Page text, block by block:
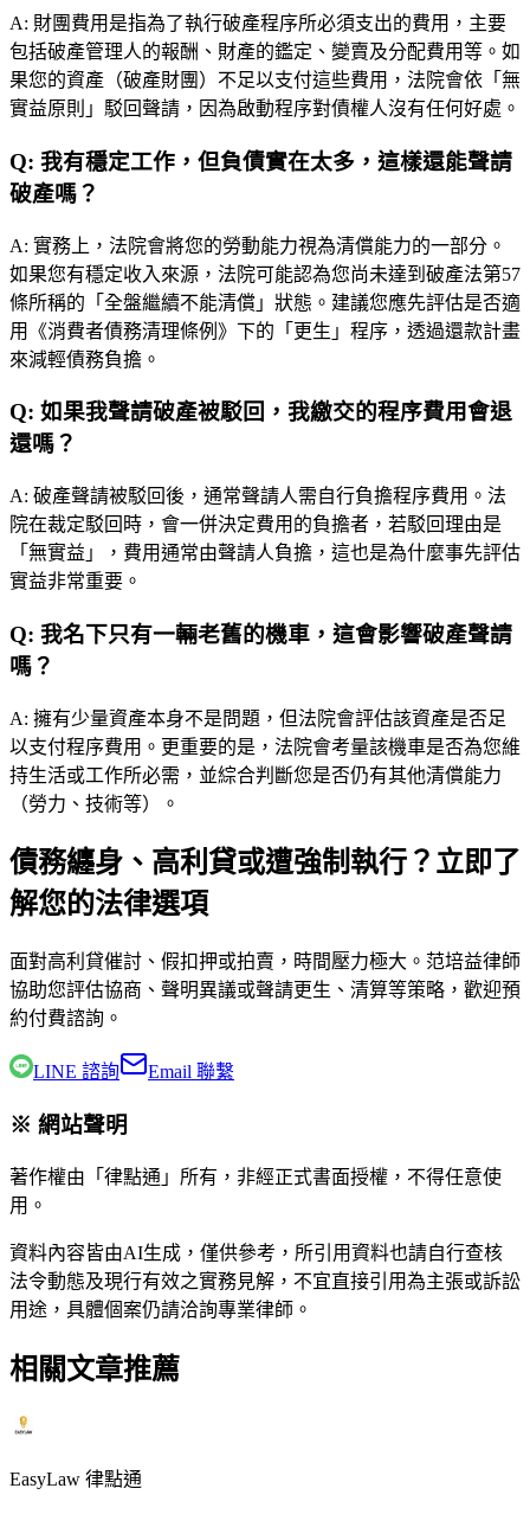
A: 財團費用是指為了執行破產程序所必須支出的費用，主要
包括破產管理人的報酬、財產的鑑定、變賣及分配費用等。如
果您的資產（破產財團）不足以支付這些費用，法院會依「無
實益原則」駁回聲請，因為啟動程序對債權人沒有任何好處。
Q: 我有穩定工作，但負債實在太多，這樣還能聲請
破產嗎？
A: 實務上，法院會將您的勞動能力視為清償能力的一部分。
如果您有穩定收入來源，法院可能認為您尚未達到破產法第57
條所稱的「全盤繼續不能清償」狀態。建議您應先評估是否適
用《消費者債務清理條例》下的「更生」程序，透過還款計畫
來減輕債務負擔。
Q: 如果我聲請破產被駁回，我繳交的程序費用會退
還嗎？
A: 破產聲請被駁回後，通常聲請人需自行負擔程序費用。法
院在裁定駁回時，會一併決定費用的負擔者，若駁回理由是
「無實益」，費用通常由聲請人負擔，這也是為什麼事先評估
實益非常重要。
Q: 我名下只有一輛老舊的機車，這會影響破產聲請
嗎？
A: 擁有少量資產本身不是問題，但法院會評估該資產是否足
以支付程序費用。更重要的是，法院會考量該機車是否為您維
持生活或工作所必需，並綜合判斷您是否仍有其他清償能力
（勞力、技術等）。
債務纏身、高利貸或遭強制執行？立即了
解您的法律選項
面對高利貸催討、假扣押或拍賣，時間壓力極大。 范培益律師
協助您評估協商、聲明異議或聲請更生、清算等策略，歡迎預
約付費諮詢。
LINE 諮詢 Email 聯繫
※ 網站聲明
著作權由「律點通」所有，非經正式書面授權，不得任意使
用。
資料內容皆由AI生成，僅供參考，所引用資料也請自行查核
法令動態及現行有效之實務見解，不宜直接引用為主張或訴訟
用途，具體個案仍請洽詢專業律師。
相關文章推薦
EasyLaw 律點通